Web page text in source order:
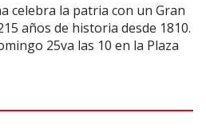
celebra la patria con un Gran
años de historia desde 1810.
25va las 10 en la Plaza